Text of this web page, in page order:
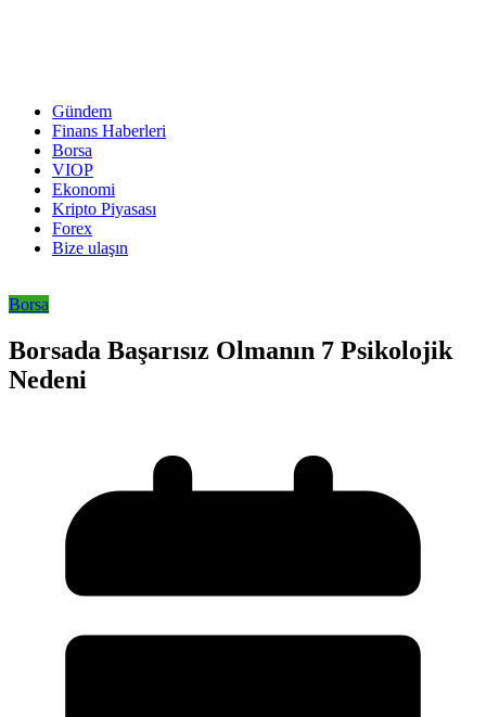
Gündem
Finans Haberleri
Borsa
VIOP
Ekonomi
Kripto Piyasası
Forex
Bize ulaşın
Borsa
Borsada Başarısız Olmanın 7 Psikolojik
Nedeni